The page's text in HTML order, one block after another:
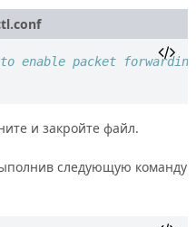
enable packet
и закройте файл.
следующую команду